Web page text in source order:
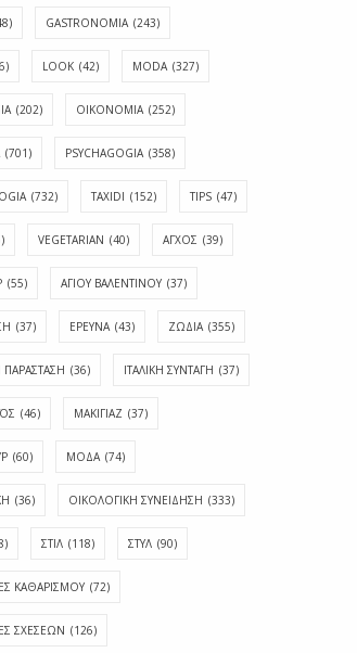
GASTRONOMIA (243)
LOOK (42) MODA (327)
(202) OIKONOMIA (252)
(701) PSYCHAGOGIA (358)
(732) TAXIDI (152) TIPS (47)
VEGETARIAN (40) ΑΓΧΟΣ (39)
(55) ΑΓΊΟΥ ΒΑΛΕΝΤΊΝΟΥ (37)
(37) ΕΡΕΥΝΑ (43) ΖΩΔΙΑ (355)
ΠΑΡΑΣΤΑΣΗ (36) ΙΤΑΛΙΚΗ ΣΥΝΤΑΓΗ (37)
(46) ΜΑΚΙΓΙΑΖ (37)
(60) ΜΟΔΑ (74)
(36) ΟΙΚΟΛΟΓΙΚΗ ΣΥΝΕΙΔΗΣΗ (333)
ΣΤΙΛ (118) ΣΤΥΛ (90)
ΚΑΘΑΡΙΣΜΟΥ (72)
ΣΧΕΣΕΩΝ (126)